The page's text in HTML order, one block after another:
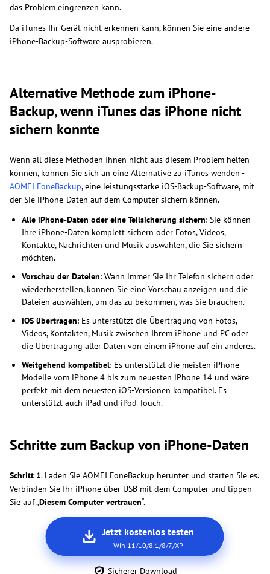
das Problem eingrenzen kann.
Da iTunes Ihr Gerät nicht erkennen kann, können Sie eine andere
iPhone-Backup-Software ausprobieren.
Alternative Methode zum iPhone-
Backup, wenn iTunes das iPhone nicht
sichern konnte
Wenn all diese Methoden Ihnen nicht aus diesem Problem helfen
können, können Sie sich an eine Alternative zu iTunes wenden -
AOMEI FoneBackup, eine leistungsstarke iOS-Backup-Software, mit
der Sie iPhone-Daten auf dem Computer sichern können.
Alle iPhone-Daten oder eine Teilsicherung sichern: Sie können
Ihre iPhone-Daten komplett sichern oder Fotos, Videos,
Kontakte, Nachrichten und Musik auswählen, die Sie sichern
möchten.
Vorschau der Dateien: Wann immer Sie Ihr Telefon sichern oder
wiederherstellen, können Sie eine Vorschau anzeigen und die
Dateien auswählen, um das zu bekommen, was Sie brauchen.
iOS übertragen: Es unterstützt die Übertragung von Fotos,
Videos, Kontakten, Musik zwischen Ihrem iPhone und PC oder
die Übertragung aller Daten von einem iPhone auf ein anderes.
Weitgehend kompatibel: Es unterstützt die meisten iPhone-
Modelle vom iPhone 4 bis zum neuesten iPhone 14 und wäre
perfekt mit dem neuesten iOS-Versionen kompatibel. Es
unterstützt auch iPad und iPod Touch.
Schritte zum Backup von iPhone-Daten
Schritt 1. Laden Sie AOMEI FoneBackup herunter und starten Sie es.
Verbinden Sie Ihr iPhone über USB mit dem Computer und tippen
Sie auf „Diesem Computer vertrauen“.
Jetzt kostenlos testen
Win 11/10/8.1/8/7/XP
Sicherer Download